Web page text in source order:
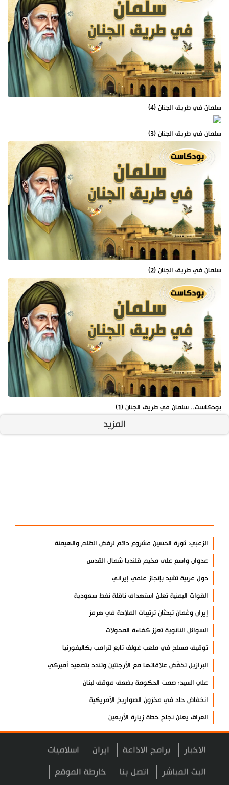
سلمان في طريق الجنان (4)
سلمان في طريق الجنان (3)
سلمان في طريق الجنان (2)
بودكاست.. سلمان في طريق الجنان (1)
المزيد
الزعبي: ثورة الحسين مشروع دائم لرفض الظلم والهيمنة
عدوان واسع على مخيم قلنديا شمال القدس
دول عربية تشيد بإنجاز علمي إيراني
القوات اليمنية تعلن استهداف ناقلة نفط سعودية
إيران وعُمان تبحثان ترتيبات الملاحة في هرمز
السوائل النانوية تعزز كفاءة المحولات
توقيف مسلح في ملعب غولف تابع لترامب بكاليفورنيا
البرازيل تخفّض علاقاتها مع الأرجنتين وتندد بتصعيد أميركي
علي السيد: صمت الحكومة يضعف موقف لبنان
انخفاض حاد في مخزون الصواريخ الأمريكية
العراق يعلن نجاح خطة زيارة الأربعين
رضائي: إيران جاهزة للدفاع عن سيادتها
رئيس بلدية طهران يلتقي مع متولي العتبة الحسينية ومحافظ كربلاء
تقرير مصور.. مراسم عزاء الأربعين بجوار مكان استشهاد الإمام
الاخبار برامج الاذاعة ايران اسلاميات
البث المباشر اتصل بنا خارطة الموقع